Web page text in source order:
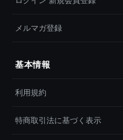
メルマガ登録
基本情報
利用規約
特商取引法に基づく表示